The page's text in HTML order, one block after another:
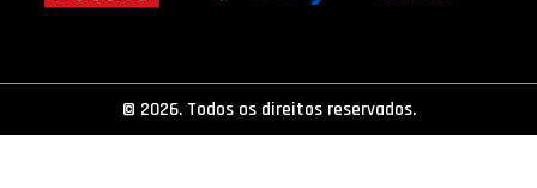
© 2026. Todos os direitos reservados.